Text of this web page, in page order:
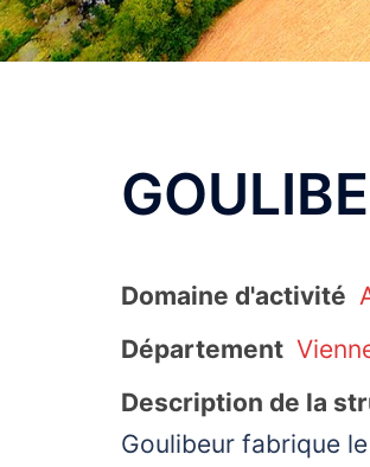
Domaine d'activité
Département
Description de la
Goulibeur fabrique